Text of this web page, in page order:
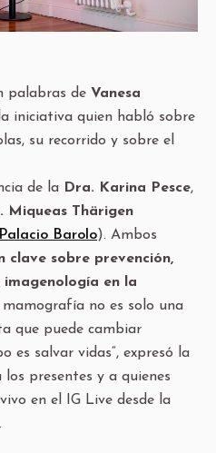
palabras de Vanesa
iniciativa quien habló sobre
su recorrido y sobre el
de la Dra. Karina Pesce,
Miqueas Thärigen
Palacio Barolo). Ambos
clave sobre prevención,
en la
mamografía no es solo una
que puede cambiar
es salvar vidas“, expresó la
los presentes y a quienes
en el IG Live desde la
.